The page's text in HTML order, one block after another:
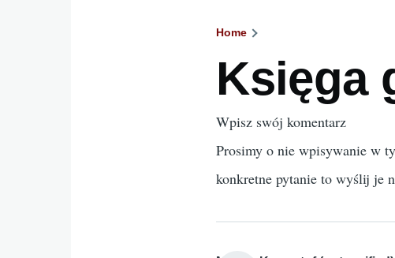
Home
Księga
Wpisz swój komentarz
Prosimy o nie wpisywanie w
konkretne pytanie to wyślij je